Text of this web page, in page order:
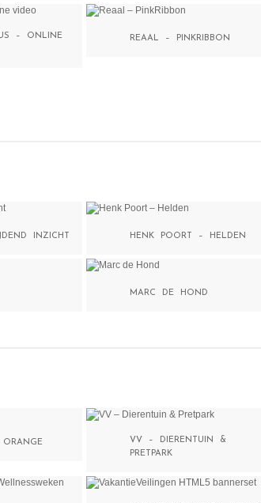
– ONLINE
REAAL – PINKRIBBON
INZICHT HENK POORT – HELDEN
MARC DE HOND
VV – DIERENTUIN &
PRETPARK